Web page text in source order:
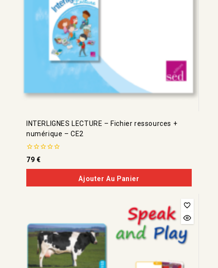
INTERLIGNES LECTURE – Fichier ressources +
numérique – CE2
0
de
5
79 €
Ajouter Au Panier